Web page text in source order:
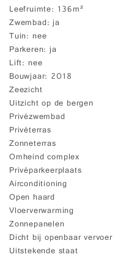
Leefruimte 136m²
Zwembad ja
Tuin nee
Parkeren ja
Lift nee
Bouwjaar 2018
Zeezicht
Uitzicht op de bergen
Privézwembad
Privéterras
Zonneterras
Omheind complex
Privéparkeerplaats
Airconditioning
Open haard
Vloerverwarming
Zonnepanelen
Dicht bij openbaar vervoer
Uitstekende staat